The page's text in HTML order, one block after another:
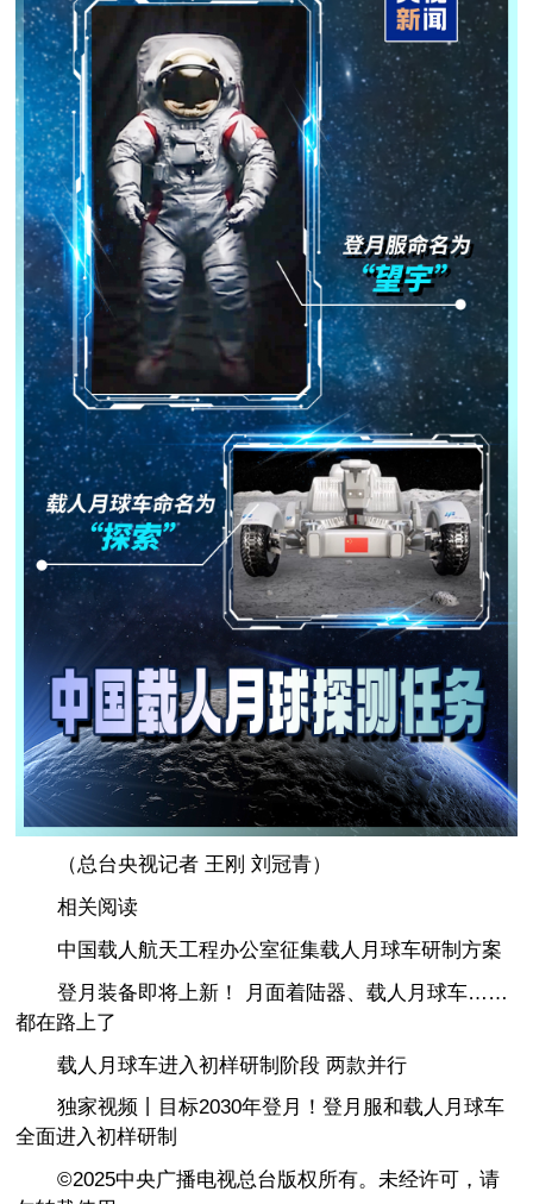
（总台央视记者 王刚 刘冠青）
相关阅读
中国载人航天工程办公室征集载人月球车研制方案
登月装备即将上新！ 月面着陆器、载人月球车……
都在路上了
载人月球车进入初样研制阶段 两款并行
独家视频丨目标2030年登月！登月服和载人月球车
全面进入初样研制
©2025中央广播电视总台版权所有。未经许可，请